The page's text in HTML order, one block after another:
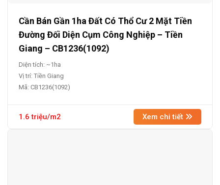
Cần Bán Gần 1ha Đất Có Thổ Cư 2 Mặt Tiền
Đường Đối Diện Cụm Công Nghiệp – Tiền
Giang – CB1236(1092)
Diện tích: ~1ha
Vị trí: Tiền Giang
Mã: CB1236(1092)
1.6 triệu/m2 Xem chi tiết